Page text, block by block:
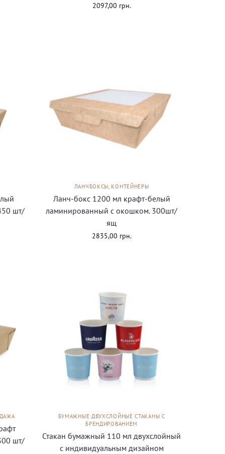
2097,00 грн.
шт/
ЛАНЧБОКСЫ, КОНТЕЙНЕРЫ
Ланч-бокс 1200 мл крафт-белый
ламинированный с окошком. 300шт/
ящ
2835,00 грн.
шт/
БУМАЖНЫЕ ДВУХСЛОЙНЫЕ СТАКАНЫ С
БРЕНДИРОВАНИЕМ
Стакан бумажный 110 мл двухслойный
с индивидуальным дизайном